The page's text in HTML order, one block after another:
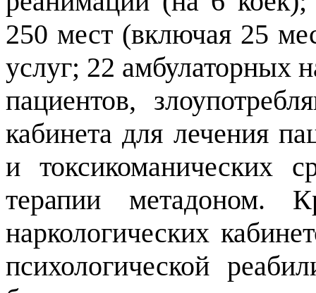
250 мест (включая 25
услуг; 22 амбулаторных
пациентов,
кабинета для лечения
и токсикоманических
терапии метадоном.
наркологических
психологической